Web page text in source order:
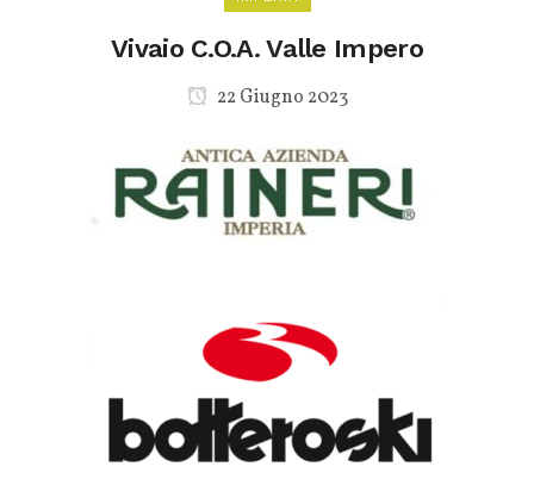
Vivaio C.O.A. Valle Impero
22 Giugno 2023